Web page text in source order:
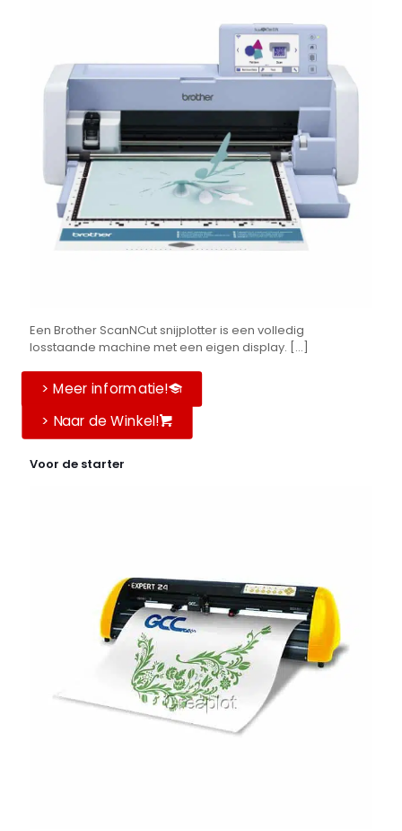
Een Brother ScanNCut snijplotter is een volledig
losstaande machine met een eigen display. [...]
> Meer informatie!
> Naar de Winkel!
Voor de starter